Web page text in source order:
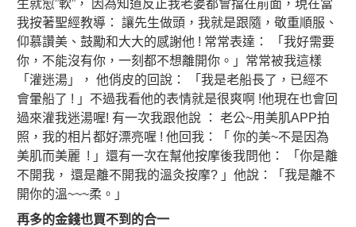
生就愈”軟”， 因為知道反正我老婆都會擋在前面，現在當
我按著聖經教導： 讓先生做頭，我就是跟隨，敬重順服、
仰慕讚美、鼓勵和大大的感謝他 ! 常常表達： 「我好需要
你，不能沒有你，一刻都不想離開你。」常常被我這樣
「灌迷湯」， 他俏皮的回說： 「我是老船長了，已經不
會暈船了 ! 」不過我看他的表情就是很爽啊 !他現在也會回
過來灌我迷湯喔! 有一次我跟他說 ： 老公~用美肌APP拍
照，我的相片都好漂亮喔 ! 他回我：「 你的美~不是因為
美肌而美麗 ! 」還有一次在幫他按摩後我問他： 「你是離
不開我， 還是離不開我的溫灸按摩? 」他說：「我是離不
開你的溫~~~柔。」
再多的金錢也買不到的合一